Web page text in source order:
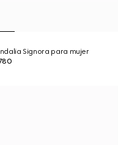
Signora para mujer